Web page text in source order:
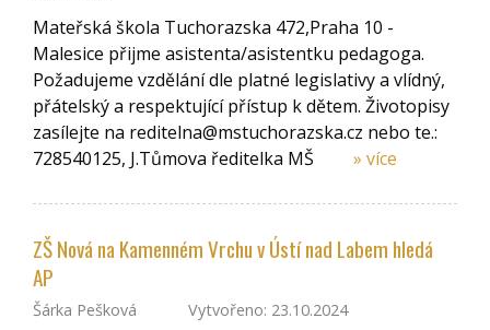
Mateřská škola Tuchorazska 472,Praha 10 -
Malesice přijme asistenta/asistentku pedagoga.
Požadujeme vzdělání dle platné legislativy a vlídný,
přátelský a respektující přístup k dětem. Životopisy
zasílejte na reditelna@mstuchorazska.cz nebo te.:
728540125, J.Tůmova ředitelka MŠ
» více
ZŠ Nová na Kamenném Vrchu v Ústí nad Labem hledá
AP
Šárka Pešková Vytvořeno: 23.10.2024